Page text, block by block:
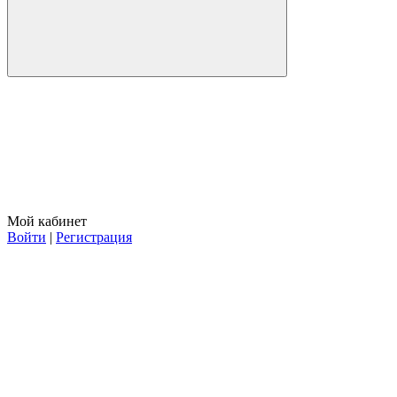
Мой кабинет
Войти | Регистрация